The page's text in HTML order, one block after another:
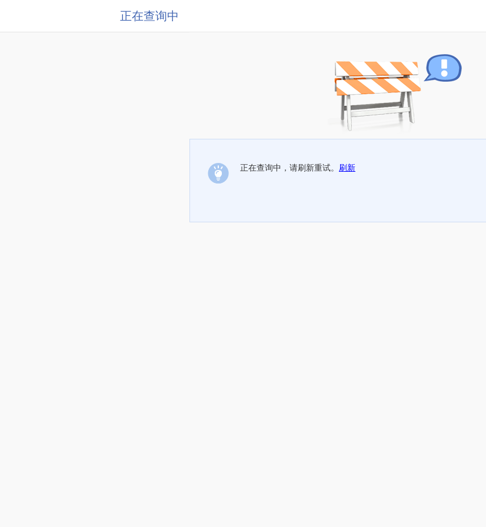
正在查询中
正在查询中，请刷新重试。 刷新